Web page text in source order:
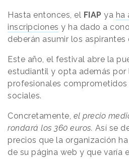
Hasta entonces, el FIAP ya ha
inscripciones y ha dado a
deberán asumir los aspirantes
Este año, el festival abre la
estudiantil y opta además por
profesionales comprometidos
sociales.
Concretamente, el precio
rondará los 360 euros. Así se
precios que la organización
de su página web y que varía